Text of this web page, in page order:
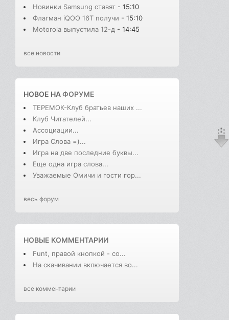
Новинки Samsung ставят - 15:10
Флагман iQOO 16T получи - 15:10
Motorola выпустила 12-д - 14:45
все новости
НОВОЕ НАФОРУМЕ
ТЕРЕМОК-Клуб братьев наших ...
Клуб Читателей...
Ассоциации...
Игра Слова =)...
Игра на две последние буквы...
Еще одна игра слова...
Уважаемые Омичи и гости гор...
весь форум
НОВЫЕ КОММЕНТАРИИ
Funt, правой кнопкой - со...
На скачивании включается во...
все комментарии